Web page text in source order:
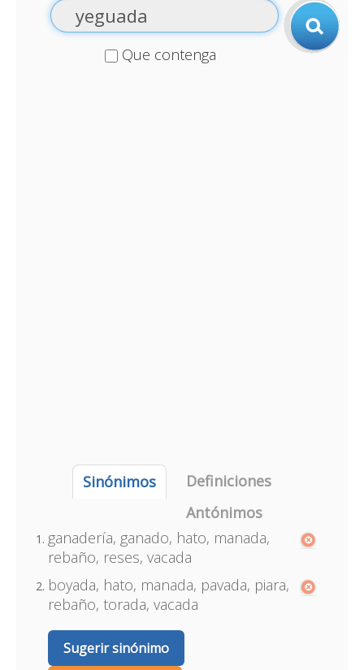
Que contenga
Sinónimos
Definiciones
Antónimos
ganadería, ganado, hato, manada,
rebaño, reses, vacada
boyada, hato, manada, pavada, piara,
rebaño, torada, vacada
Sugerir sinónimo